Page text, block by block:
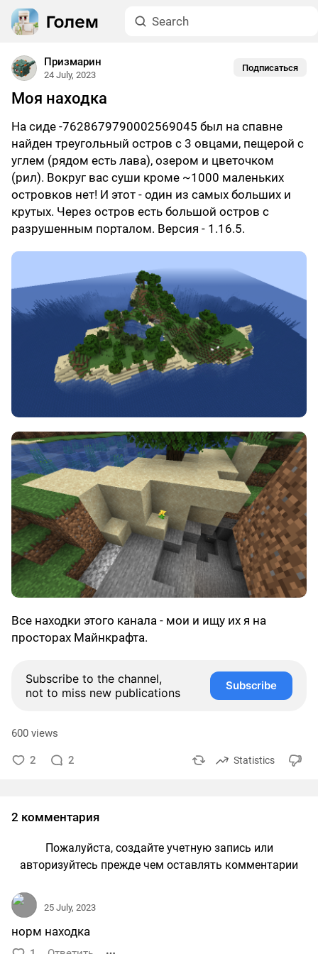
Призмарин
24 July, 2023
Подписаться
Моя находка
На сиде -7628679790002569045 был на спавне
найден треугольный остров с 3 овцами, пещерой с
углем (рядом есть лава), озером и цветочком
(рил). Вокруг вас суши кроме ~1000 маленьких
островков нет! И этот - один из самых больших и
крутых. Через остров есть большой остров с
разрушенным порталом. Версия - 1.16.5.
Все находки этого канала - мои и ищу их я на
просторах Майнкрафта.
Subscribe to the channel,
not to miss new publications
Subscribe
600 views
2 2 Statistics
2 комментария
Пожалуйста, создайте учетную запись или
авторизуйтесь прежде чем оставлять комментарии
25 July, 2023
норм находка